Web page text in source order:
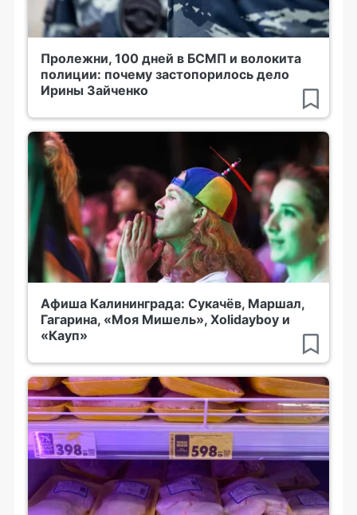
Пролежни, 100 дней в БСМП и волокита
полиции: почему застопорилось дело
Ирины Зайченко
Афиша Калининграда: Сукачёв, Маршал,
Гагарина, «Моя Мишель», Xolidayboy и
«Кауп»